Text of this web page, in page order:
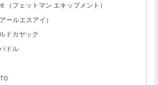
（フェットマン エキップメント）
ールエスアイ）
ドカヤック
ドル